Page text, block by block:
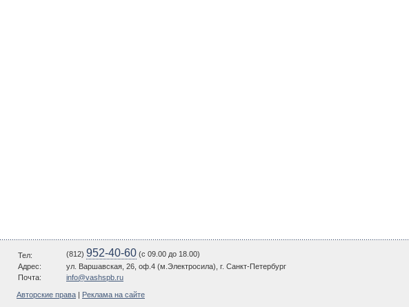
Тел: (812) 952-40-60 (c 09.00 до 18.00)
Адрес:
ул. Варшавская, 26, оф.4 (м.Электросила), г. Санкт-Петербург
Почта:
info@vashspb.ru
Авторские права Реклама на сайте